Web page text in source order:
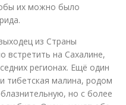
их можно было
из Страны
встретить на Сахалине,
регионах. Ещё один
тибетская малина, родом
но с более